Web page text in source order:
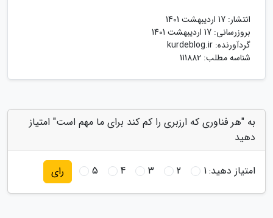
انتشار: 17 اردیبهشت 1401
بروزرسانی: 17 اردیبهشت 1401
گردآورنده: kurdeblog.ir
شناسه مطلب: 111882
به "هر فناوری که ارزبری را کم کند برای ما مهم است" امتیاز
دهید
امتیاز دهید:1
2
3
4
5 رای